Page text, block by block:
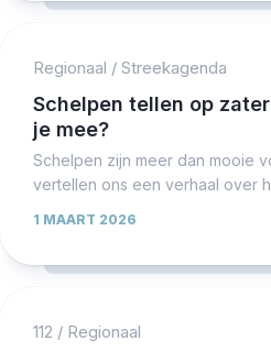
Regionaal / Streekagenda
Schelpen tellen op
je mee?
Schelpen zijn meer dan mooie
vertellen ons een verhaal over
1 MAART 2026
112 / Regionaal